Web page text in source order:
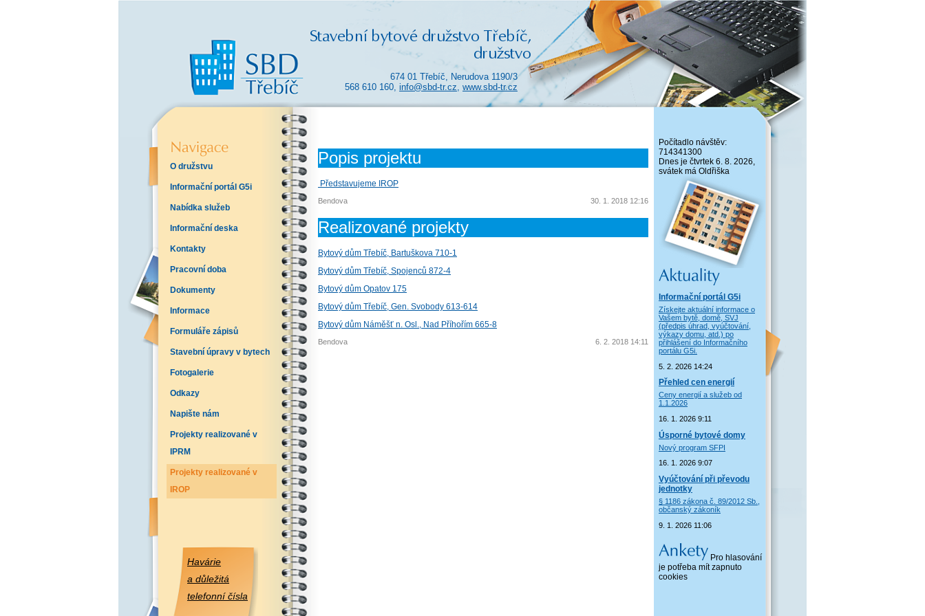
674 01 Třebíč, Nerudova 1190/3
568 610 160, info@sbd-tr.cz, www.sbd-tr.cz
O družstvu
Informační portál G5i
Nabídka služeb
Informační deska
Kontakty
Pracovní doba
Dokumenty
Informace
Formuláře zápisů
Stavební úpravy v bytech
Fotogalerie
Odkazy
Napište nám
Projekty realizované v
IPRM
Projekty realizované v
IROP
Havárie
a důležitá
telefonní čísla
Počítadlo návštěv:
714341300
Dnes je čtvrtek 6. 8. 2026,
svátek má Oldřiška
Informační portál G5i
Získejte aktuální informace o
Vašem bytě, domě, SVJ
(předpis úhrad, vyúčtování,
výkazy domu, atd.) po
přihlášení do Informačního
portálu G5i.
5. 2. 2026 14:24
Přehled cen energií
Ceny energií a služeb od
1.1.2026
16. 1. 2026 9:11
Úsporné bytové domy
Nový program SFPI
16. 1. 2026 9:07
Vyúčtování při převodu
jednotky
§ 1186 zákona č. 89/2012 Sb.,
občanský zákoník
9. 1. 2026 11:06
Pro hlasování
je potřeba mít zapnuto
cookies
Popis projektu
Představujeme IROP
Bendova 30. 1. 2018 12:16
Realizované projekty
Bytový dům Třebíč, Bartuškova 710-1
Bytový dům Třebíč, Spojenců 872-4
Bytový dům Opatov 175
Bytový dům Třebíč, Gen. Svobody 613-614
Bytový dům Náměšť n. Osl., Nad Příhořím 665-8
Bendova 6. 2. 2018 14:11